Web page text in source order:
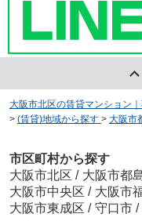
大阪市北区の賃貸マンション
> (賃貸)地域から探す > 大阪市
市区町村から探す
大阪市北区 / 大阪市都
大阪市中央区 / 大阪市
大阪市東成区 / 守口市 /